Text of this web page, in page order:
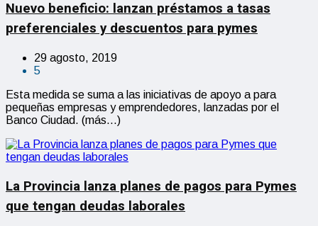
Nuevo beneficio: lanzan préstamos a tasas
preferenciales y descuentos para pymes
29 agosto, 2019
5
Esta medida se suma a las iniciativas de apoyo a para
pequeñas empresas y emprendedores, lanzadas por el
Banco Ciudad. (más…)
La Provincia lanza planes de pagos para Pymes
que tengan deudas laborales